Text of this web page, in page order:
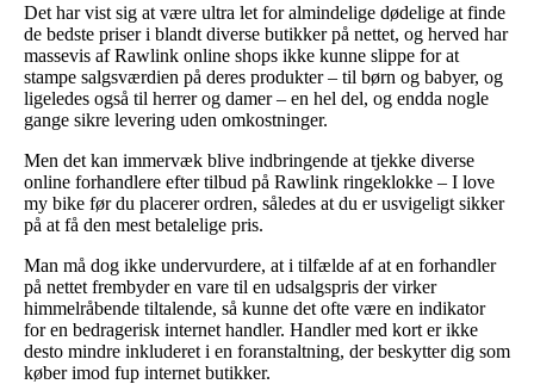
Det har vist sig at være ultra let for almindelige dødelige at finde
de bedste priser i blandt diverse butikker på nettet, og herved har
massevis af Rawlink online shops ikke kunne slippe for at
stampe salgsværdien på deres produkter – til børn og babyer, og
ligeledes også til herrer og damer – en hel del, og endda nogle
gange sikre levering uden omkostninger.
Men det kan immervæk blive indbringende at tjekke diverse
online forhandlere efter tilbud på Rawlink ringeklokke – I love
my bike før du placerer ordren, således at du er usvigeligt sikker
på at få den mest betalelige pris.
Man må dog ikke undervurdere, at i tilfælde af at en forhandler
på nettet frembyder en vare til en udsalgspris der virker
himmelråbende tiltalende, så kunne det ofte være en indikator
for en bedragerisk internet handler. Handler med kort er ikke
desto mindre inkluderet i en foranstaltning, der beskytter dig som
køber imod fup internet butikker.